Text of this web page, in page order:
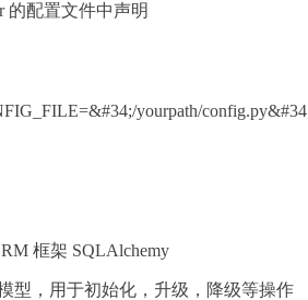
的配置文件中声明
yourpath/
框架 SQLAlchemy
型，用于初始化，升级，降级等操作